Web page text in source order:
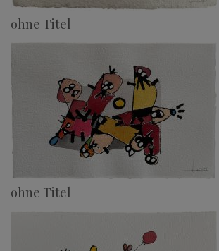
ohne Titel
ohne Titel